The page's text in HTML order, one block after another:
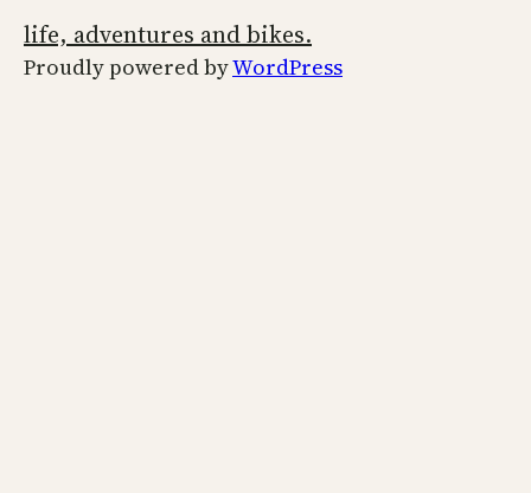
life, adventures and bikes.
Proudly powered byWordPress